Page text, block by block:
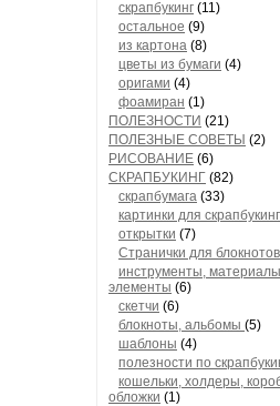
скрапбукинг (11)
остальное (9)
из картона (8)
цветы из бумаги (4)
оригами (4)
фоамиран (1)
ПОЛЕЗНОСТИ (21)
ПОЛЕЗНЫЕ СОВЕТЫ (2)
РИСОВАНИЕ (6)
СКРАПБУКИНГ (82)
скрапбумага (33)
картинки для
открытки (7)
Странички для блокнотов
инструменты,
элементы (6)
скетчи (6)
блокноты, альбомы (5)
шаблоны (4)
полезности по
кошельки, холдеры,
обложки (1)